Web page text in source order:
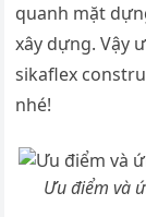
quanh mặt
xây dựng. Vậy
sikaflex
nhé!
Ưu điểm và